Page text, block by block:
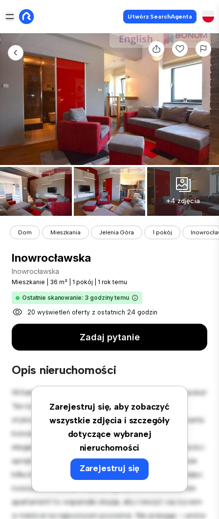
Utwórz SearchAgenta
+4 zdjęcia
Dom Mieszkania Jelenia Góra 1 pokój
Inowrocławska
Inowrocławska
Mieszkanie 36 m² 1 pokój 1 rok temu
Ostatnie skanowanie: 3 godziny temu
20 wyświetleń oferty z ostatnich 24 godzin
Zadaj pytanie
Opis nieruchomości
Zarejestruj się, aby zobaczyć
wszystkie zdjęcia i szczegóły
dotyczące wybranej
nieruchomości
Zarejestruj się
Witamy w Twojej nowej miejskiej oazie w Inowrocławska!
Ten nowoczesny apartament z 1 sypialniami oferuje
stylową i przytulną przestrzeń do zamieszkania. Otwarta
koncepcja układu idealnie nadaje się do rozrywki, a
elegancka kuchnia jest wyposażona w najwyższej jakości
sprzęt. Dzięki doskonałej lokalizacji będziesz zaledwie
kilka kroków od najlepszych restauracji, sklepów i miejsc
rozrywki w mieście. W przystępnej cenie 2 000 zł, ten
apartament to wspaniała okazja, aby cieszyć się życiem
w mieście na najwyższym poziomie. Nie przegap – umów